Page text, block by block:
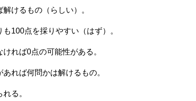
けるもの（らしい）。
100点を採りやすい（はず）。
れば0点の可能性がある。
れば何問かは解けるもの。
る。